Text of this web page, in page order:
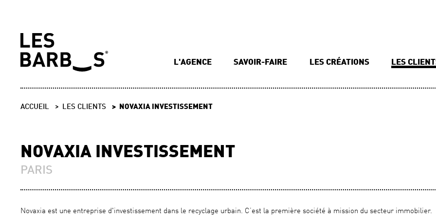
L'AGENCE SAVOIR-FAIRE LES CRÉATIONS LES
ACCUEIL LES CLIENTS NOVAXIA INVESTISSEMENT
NOVAXIA INVESTISSEMENT
PARIS
Novaxia est une entreprise d'investissement dans le recyclage urbain. C’est la première société à mission du secteur immobilier.